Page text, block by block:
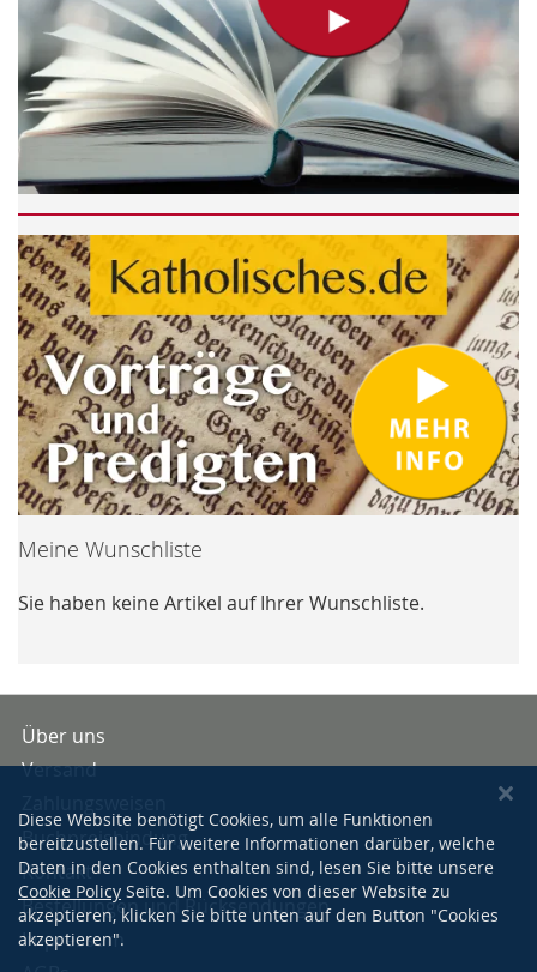
Meine Wunschliste
Sie haben keine Artikel auf Ihrer Wunschliste.
Über uns
Versand
Buchpreisbindung
Kontakt
Bestellungen und Rücksendungen
Impressum
Diese Website benötigt Cookies, um alle Funktionen
bereitzustellen. Für weitere Informationen darüber, welche
Daten in den Cookies enthalten sind, lesen Sie bitte unsere
Cookie Policy Seite. Um Cookies von dieser Website zu
akzeptieren, klicken Sie bitte unten auf den Button "Cookies
akzeptieren".